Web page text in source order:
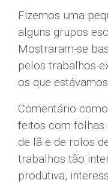
Danças
professora
aplaudida
do dia.
Ver vídeos